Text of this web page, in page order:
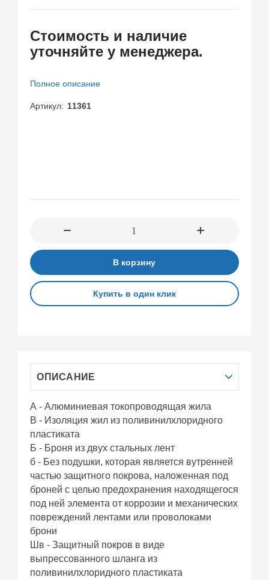
Cтоимость и наличие
уточняйте у менеджера.
Полное описание
Артикул 11361
В корзину
Купить в один клик
ОПИСАНИЕ
А - Алюминиевая токопроводящая жила
В - Изоляция жил из поливинилхлоридного
пластиката
Б - Броня из двух стальных лент
б - Без подушки, которая является вутренней
частью защитного покрова, наложенная под
броней с целью предохранения находящегося
под ней элемента от коррозии и механических
повреждений лентами или проволоками
брони
Шв - Защитный покров в виде
выпрессованного шланга из
поливинилхлоридного пластиката